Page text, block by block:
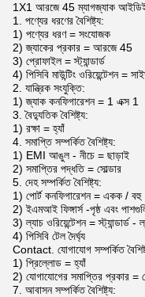
1X1 আরজে 45 ম্যাগজ্যাক
1. পণ্যের ধরণের বৈশিষ্ট্য:
1) পণ্যের ধরণ = সংযোজক
2) জ্যাকের প্রকার = আরজে 45
3) প্রোফাইল = স্ট্যান্ডার্ড
4) পিসিবি মাউন্টিং ওরিয়েন্টেশন =
2. যান্ত্রিক সংযুক্তি:
1) জ্যাক কনফিগারেশন = 1 এক্স 1
3. বৈদ্যুতিক বৈশিষ্ট্য:
1) রক্ষা = হ্যাঁ
4. সমাপ্তি সম্পর্কিত বৈশিষ্ট্য:
1) EMI আঙুল - নীচে = ছাড়াই
2) সমাপ্তির পদ্ধতি = সোল্ডার
5. দেহ সম্পর্কিত বৈশিষ্ট্য:
1) পোর্ট কনফিগারেশন = একক / বহু
2) ইএমআই ফিঙ্গার্স -পৃষ্ঠ এবং
3) ল্যাচ ওরিয়েন্টেশন = স্ট্যান্ডার্ড -
4) পিসিবি টেল দৈর্ঘ্য
Contact. যোগাযোগ সম্পর্কিত
1) প্রিল্লোড = হ্যাঁ
2) যোগাযোগের সমাপ্তির প্রকার =
7. আবাসন সম্পর্কিত বৈশিষ্ট্য: